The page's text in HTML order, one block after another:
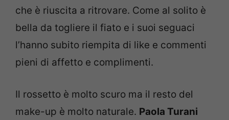
che è riuscita a ritrovare. Come al solito è
bella da togliere il fiato e i suoi seguaci
l’hanno subito riempita di like e commenti
pieni di affetto e complimenti.
Il rossetto è molto scuro ma il resto del
make-up è molto naturale. Paola Turani